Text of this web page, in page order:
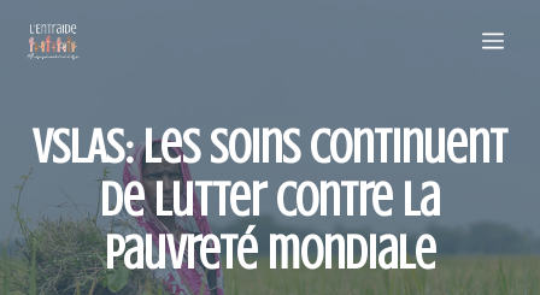
VSLAS: les soins continuent
de lutter contre la
pauvreté mondiale